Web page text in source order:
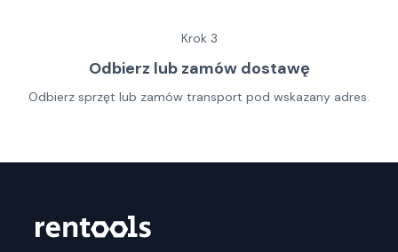
Krok 3
Odbierz lub zamów dostawę
Odbierz sprzęt lub zamów transport pod wskazany adres.